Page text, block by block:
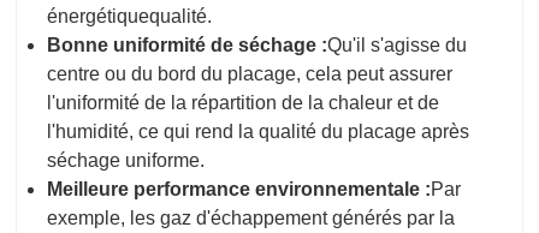
énergétiquequalité.
Bonne uniformité de séchage :Qu'il s'agisse du
centre ou du bord du placage, cela peut assurer
l'uniformité de la répartition de la chaleur et de
l'humidité, ce qui rend la qualité du placage après
séchage uniforme.
Meilleure performance environnementale :Par
exemple, les gaz d'échappement générés par la